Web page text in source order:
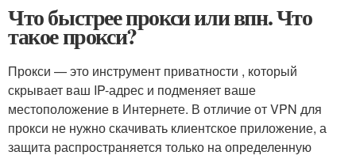
Что быстрее прокси или впн. Что
такое прокси?
Прокси — это инструмент приватности , который
скрывает ваш IP-адрес и подменяет ваше
местоположение в Интернете. В отличие от VPN для
прокси не нужно скачивать клиентское приложение, а
защита распространяется только на определенную